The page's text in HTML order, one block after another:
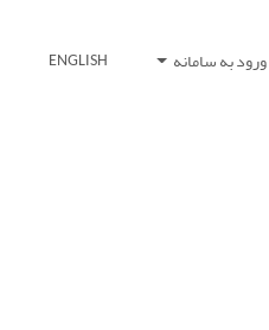
ورود به سامانه ENGLISH